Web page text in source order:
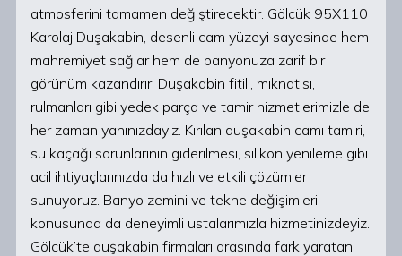
atmosferini tamamen değiştirecektir. Gölcük 95X110
Karolaj Duşakabin, desenli cam yüzeyi sayesinde hem
mahremiyet sağlar hem de banyonuza zarif bir
görünüm kazandırır. Duşakabin fitili, mıknatısı,
rulmanları gibi yedek parça ve tamir hizmetlerimizle de
her zaman yanınızdayız. Kırılan duşakabin camı tamiri,
su kaçağı sorunlarının giderilmesi, silikon yenileme gibi
acil ihtiyaçlarınızda da hızlı ve etkili çözümler
sunuyoruz. Banyo zemini ve tekne değişimleri
konusunda da deneyimli ustalarımızla hizmetinizdeyiz.
Gölcük’te duşakabin firmaları arasında fark yaratan